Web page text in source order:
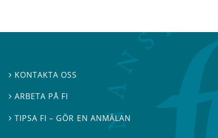
 KONTAKTA OSS
ARBETA PÅ FI
TIPSA FI – GÖR EN ANMÄLAN